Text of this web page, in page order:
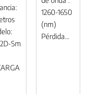
Sm
1260-1650
(nm)
Pérdida...